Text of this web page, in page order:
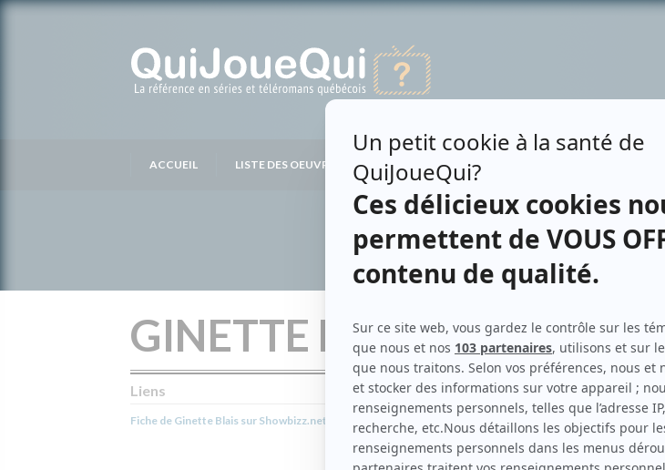
ACCUEIL LISTE DES OEUVRES LISTE DES PERSONNES
GINETTE BLAIS
Liens
Fiche de Ginette Blais sur Showbizz.net
Personnages
Septième nord(Infirmière)
Les belles histoires des pays d'en haut
Lepotiron)